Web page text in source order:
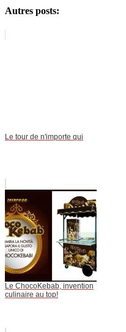
Autres posts:
Le tour de n'importe qui
Le ChocoKebab, invention
culinaire au top!